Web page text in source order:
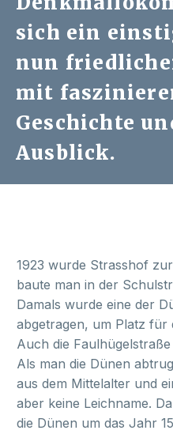
sich ein
nun
mit
Geschichte
Ausblick.
1923 wurde Strasshof
baute man in der
Damals wurde eine der
abgetragen, um Platz für
Auch die
Als man die Dünen
aus dem Mittelalter und
aber keine Leichname.
die Dünen um das Jahr